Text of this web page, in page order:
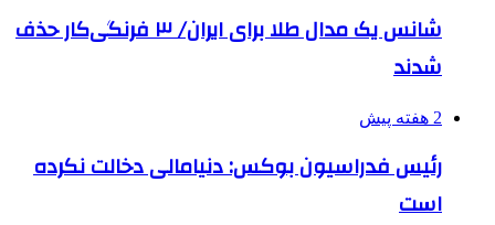
شانس یک مدال طلا برای ایران/ ۳ فرنگی‌کار حذف
شدند
2 هفته پیش
رئیس فدراسیون بوکس: دنیامالی دخالت نکرده
است